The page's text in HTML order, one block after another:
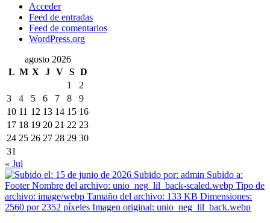
Acceder
Feed de entradas
Feed de comentarios
WordPress.org
agosto 2026
L M X J V S D
1
2
3
4 5 6 7 8
9
10 11 12 13 14 15 16
17 18 19 20 21 22 23
24 25 26 27 28 29 30
31
« Jul